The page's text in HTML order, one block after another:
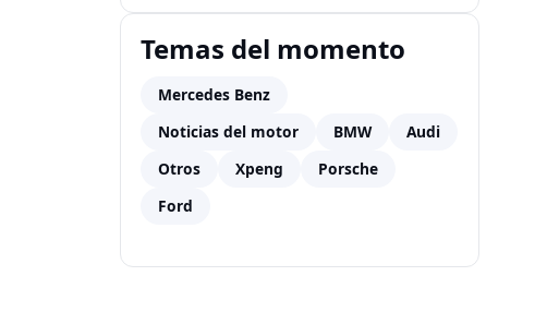
Temas del momento
Mercedes Benz
Noticias del motor
BMW
Audi
Otros
Xpeng
Porsche
Ford